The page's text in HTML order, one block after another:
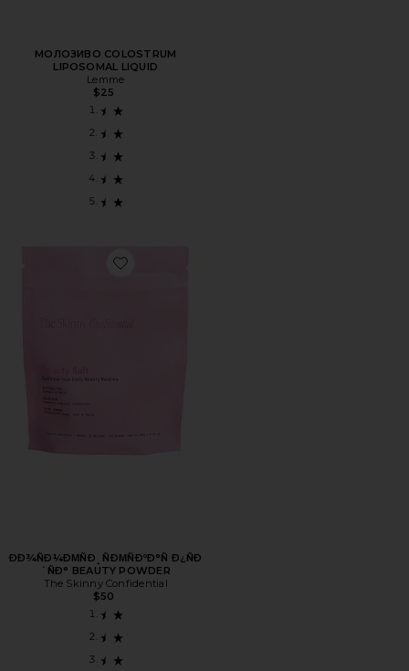
МОЛОЗИВО COLOSTRUM
LIPOSOMAL LIQUID
Lemme
$25
Favorite ÐÐ¾ÑÐ¼ÐΜÑÐ¸ÑÐΜÑÐºÐ°Ñ Ð¿ÑÐ´ÑÐ°
ÐÐ¾ÑÐ¼ÐΜÑÐ¸ÑÐΜÑÐºÐ°Ñ Ð¿ÑÐ
´ÑÐ° BEAUTY POWDER
The Skinny Confidential
$50